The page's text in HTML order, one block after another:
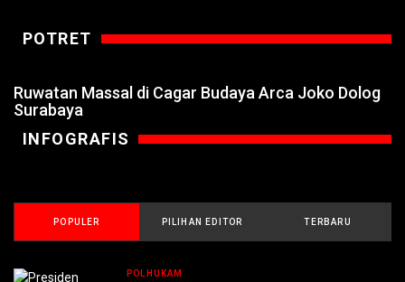
POTRET
Ruwatan Massal di Cagar Budaya Arca Joko Dolog
Surabaya
INFOGRAFIS
POPULER PILIHAN EDITOR TERBARU
POLHUKAM